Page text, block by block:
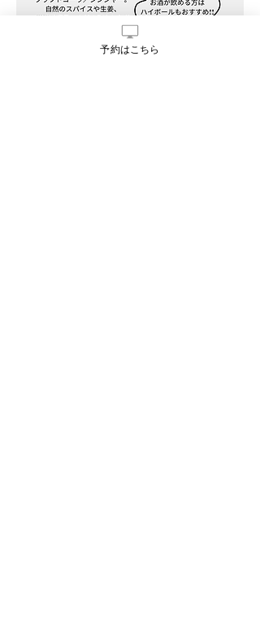
今年も西条駅前で「酒まつり」が開
予約はこちら